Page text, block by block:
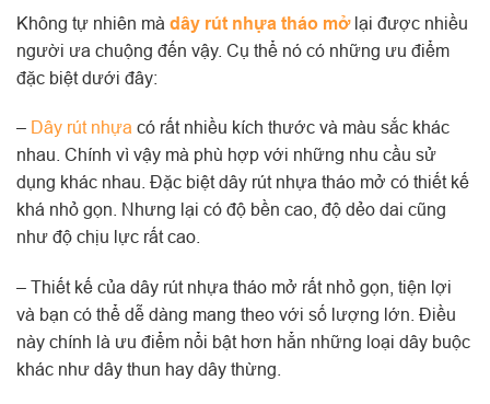
Không tự nhiên mà dây rút nhựa tháo mởlại được nhiều
người ưa chuộng đến vậy. Cụ thể nó có những ưu điểm
đặc biệt dưới đây:
– Dây rút nhựa có rất nhiều kích thước và màu sắc khác
nhau. Chính vì vậy mà phù hợp với những nhu cầu sử
dụng khác nhau. Đặc biệt dây rút nhựa tháo mở có thiết kế
khá nhỏ gọn. Nhưng lại có độ bền cao, độ dẻo dai cũng
như độ chịu lực rất cao.
– Thiết kế của dây rút nhựa tháo mở rất nhỏ gọn, tiện lợi
và bạn có thể dễ dàng mang theo với số lượng lớn. Điều
này chính là ưu điểm nổi bật hơn hẳn những loại dây buộc
khác như dây thun hay dây thừng.